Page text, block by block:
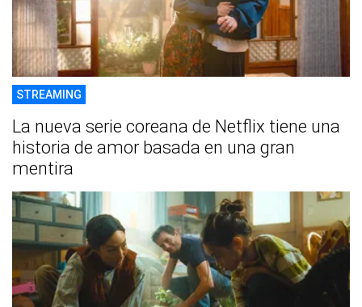
STREAMING
La nueva serie coreana de Netflix tiene una
historia de amor basada en una gran
mentira